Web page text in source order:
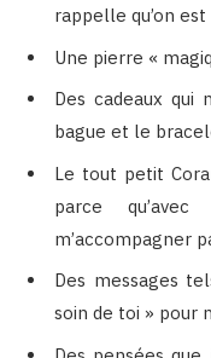
rappelle qu’on
Une pierre «
Des cadeaux
bague et le
Le tout petit
parce
m’accompagner
Des messages
soin de toi » pour